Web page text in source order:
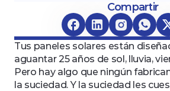
Compartir
Tus paneles solares están
aguantar 25 años de sol, lluvia,
Pero hay algo que ningún
la suciedad. Y la suciedad les